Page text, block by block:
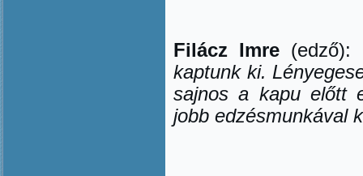
Filácz Imre (edző):
kaptunk ki.
sajnos a kapu előtt
jobb edzésmunkával